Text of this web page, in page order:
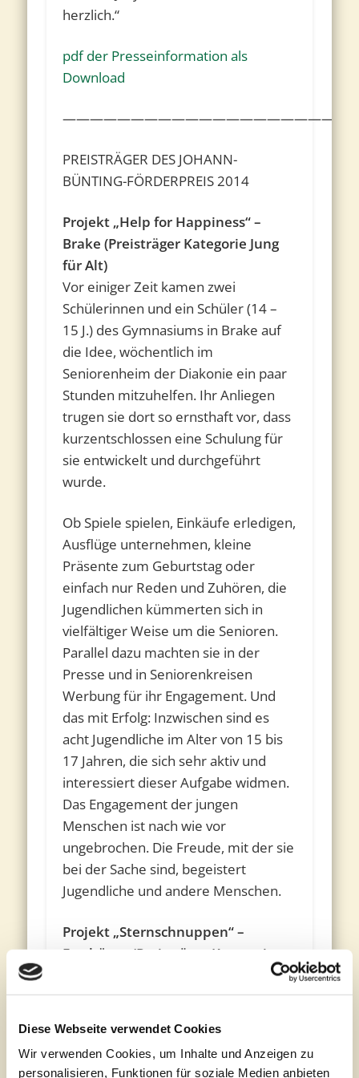
Diese Webseite verwendet Cookies
Wir verwenden Cookies, um Inhalte und Anzeigen zu
personalisieren, Funktionen für soziale Medien anbieten
herzlich.“
pdf der Presseinformation als
Download
————————————————————
PREISTRÄGER DES JOHANN-
BÜNTING-FÖRDERPREIS 2014
Projekt „Help for Happiness“ –
Brake (Preisträger Kategorie Jung
für Alt)
Vor einiger Zeit kamen zwei
Schülerinnen und ein Schüler (14 –
15 J.) des Gymnasiums in Brake auf
die Idee, wöchentlich im
Seniorenheim der Diakonie ein paar
Stunden mitzuhelfen. Ihr Anliegen
trugen sie dort so ernsthaft vor, dass
kurzentschlossen eine Schulung für
sie entwickelt und durchgeführt
wurde.
Ob Spiele spielen, Einkäufe erledigen,
Ausflüge unternehmen, kleine
Präsente zum Geburtstag oder
einfach nur Reden und Zuhören, die
Jugendlichen kümmerten sich in
vielfältiger Weise um die Senioren.
Parallel dazu machten sie in der
Presse und in Seniorenkreisen
Werbung für ihr Engagement. Und
das mit Erfolg: Inzwischen sind es
acht Jugendliche im Alter von 15 bis
17 Jahren, die sich sehr aktiv und
interessiert dieser Aufgabe widmen.
Das Engagement der jungen
Menschen ist nach wie vor
ungebrochen. Die Freude, mit der sie
bei der Sache sind, begeistert
Jugendliche und andere Menschen.
Projekt „Sternschnuppen“ –
Emsbüren (Preisträger Kategorie
Die Gruppe „Sternschnuppen“ aus
mit Behinderungen aus allen